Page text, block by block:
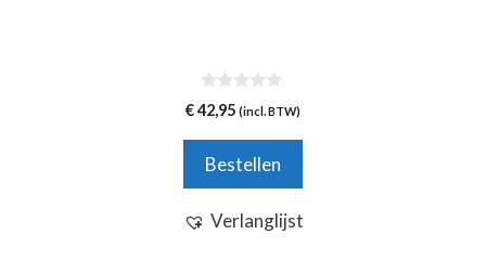
0
v
5
€42,95 (incl. BTW)
Bestellen
Verlanglijst